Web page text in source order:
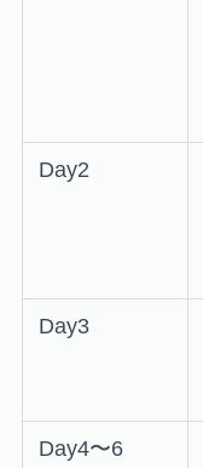
Day2
Day3
Day4〜6